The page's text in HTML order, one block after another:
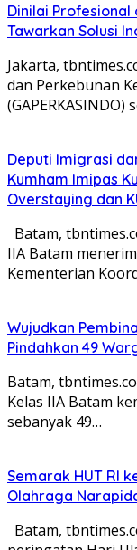
Dinilai Profesional
Tawarkan Solusi
Jakarta,
dan Perkebunan
Deputi Imigrasi
Kumham Imipas
Overstaying dan
Batam,
IIA Batam
Kementerian
Wujudkan
Pindahkan 49
Batam,
Kelas IIA Batam
sebanyak 49…
Semarak HUT RI
Olahraga
Batam,